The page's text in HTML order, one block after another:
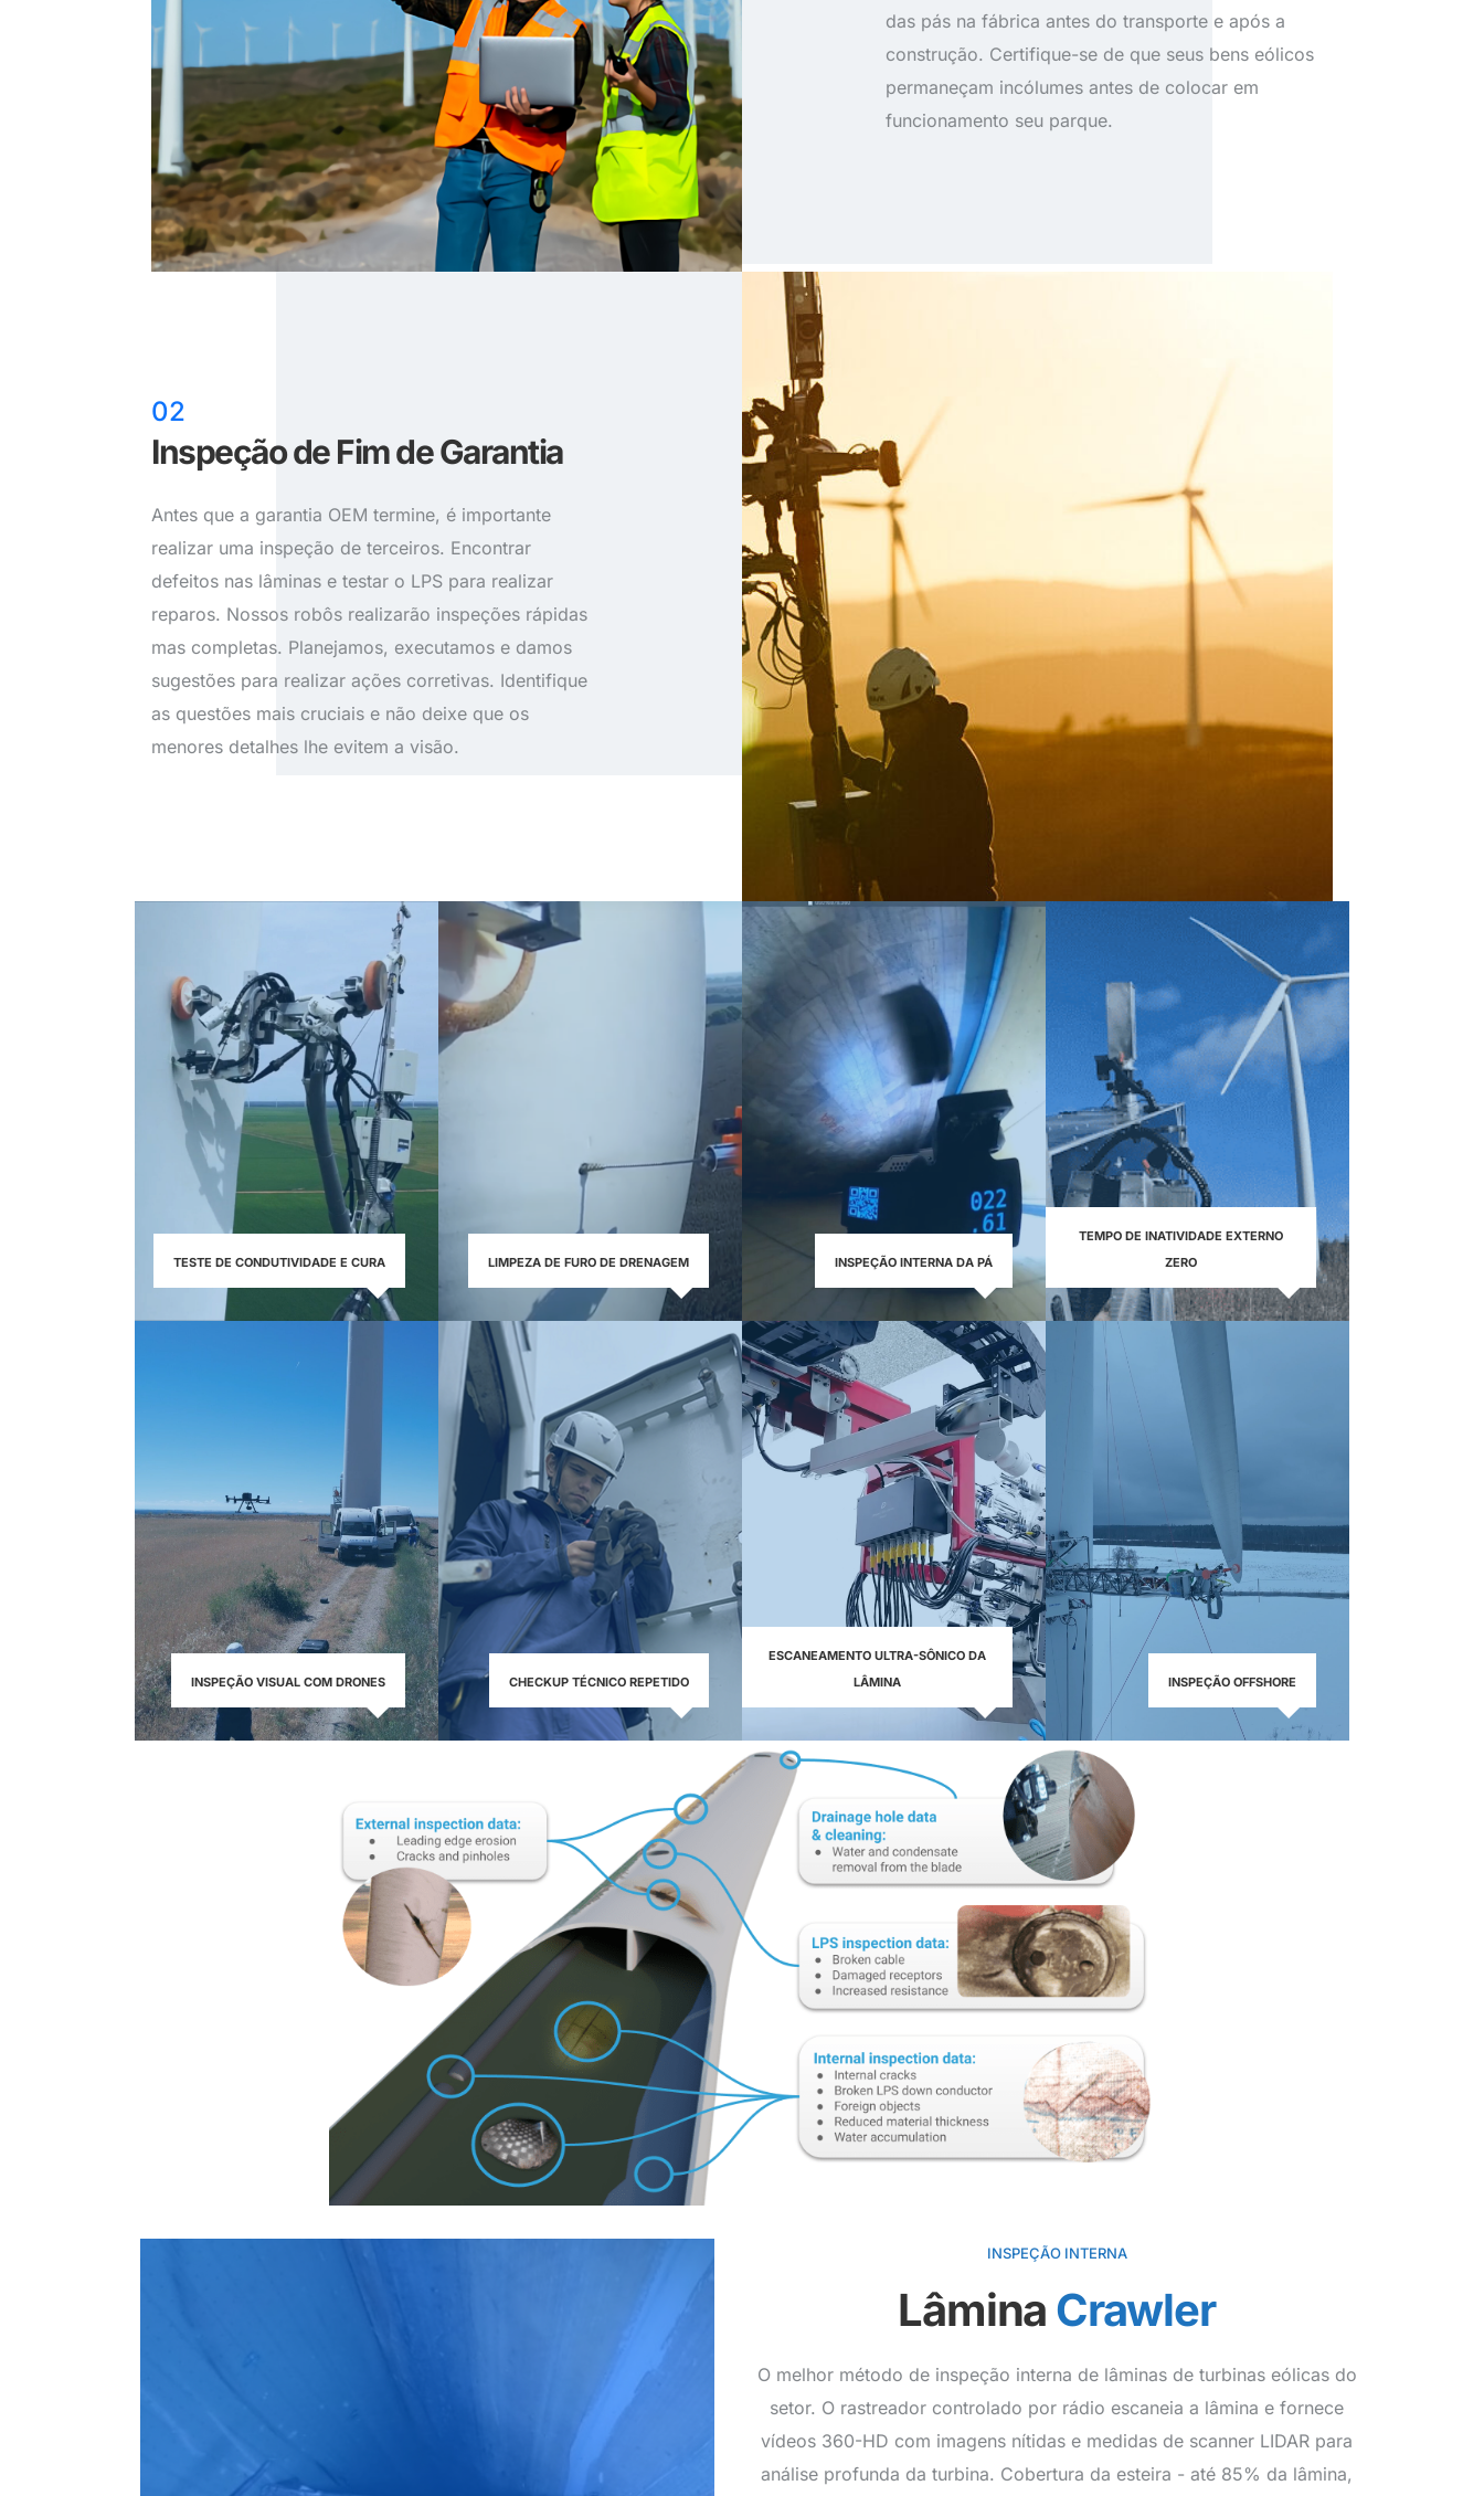
das pás na fábrica antes do transporte e após a
construção. Certifique-se de que seus bens eólicos
permaneçam incólumes antes de colocar em
funcionamento seu parque.
02
Inspeção de Fim de Garantia
Antes que a garantia OEM termine, é importante
realizar uma inspeção de terceiros. Encontrar
defeitos nas lâminas e testar o LPS para realizar
reparos. Nossos robôs realizarão inspeções rápidas
mas completas. Planejamos, executamos e damos
sugestões para realizar ações corretivas. Identifique
as questões mais cruciais e não deixe que os
menores detalhes lhe evitem a visão.
TESTE DE CONDUTIVIDADE E CURA LIMPEZA DE FURO DE DRENAGEM INSPEÇÃO INTERNA DA PÁ
TEMPO DE INATIVIDADE EXTERNO
ZERO
INSPEÇÃO VISUAL COM DRONES CHECKUP TÉCNICO REPETIDO
ESCANEAMENTO ULTRA-SÔNICO DA
LÂMINA
INSPEÇÃO OFFSHORE
INSPEÇÃO INTERNA
Lâmina Crawler
O melhor método de inspeção interna de lâminas de turbinas eólicas do
setor. O rastreador controlado por rádio escaneia a lâmina e fornece
vídeos 360-HD com imagens nítidas e medidas de scanner LIDAR para
análise profunda da turbina. Cobertura da esteira - até 85% da lâmina,